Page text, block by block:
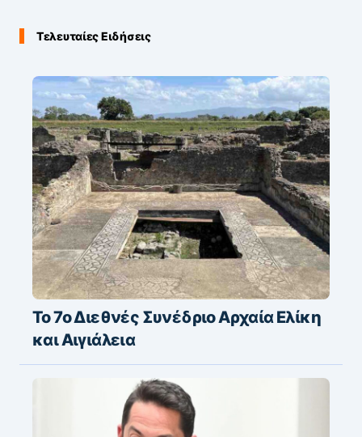
Τελευταίες Ειδήσεις
Το 7ο Διεθνές Συνέδριο Αρχαία Ελίκη
και Αιγιάλεια